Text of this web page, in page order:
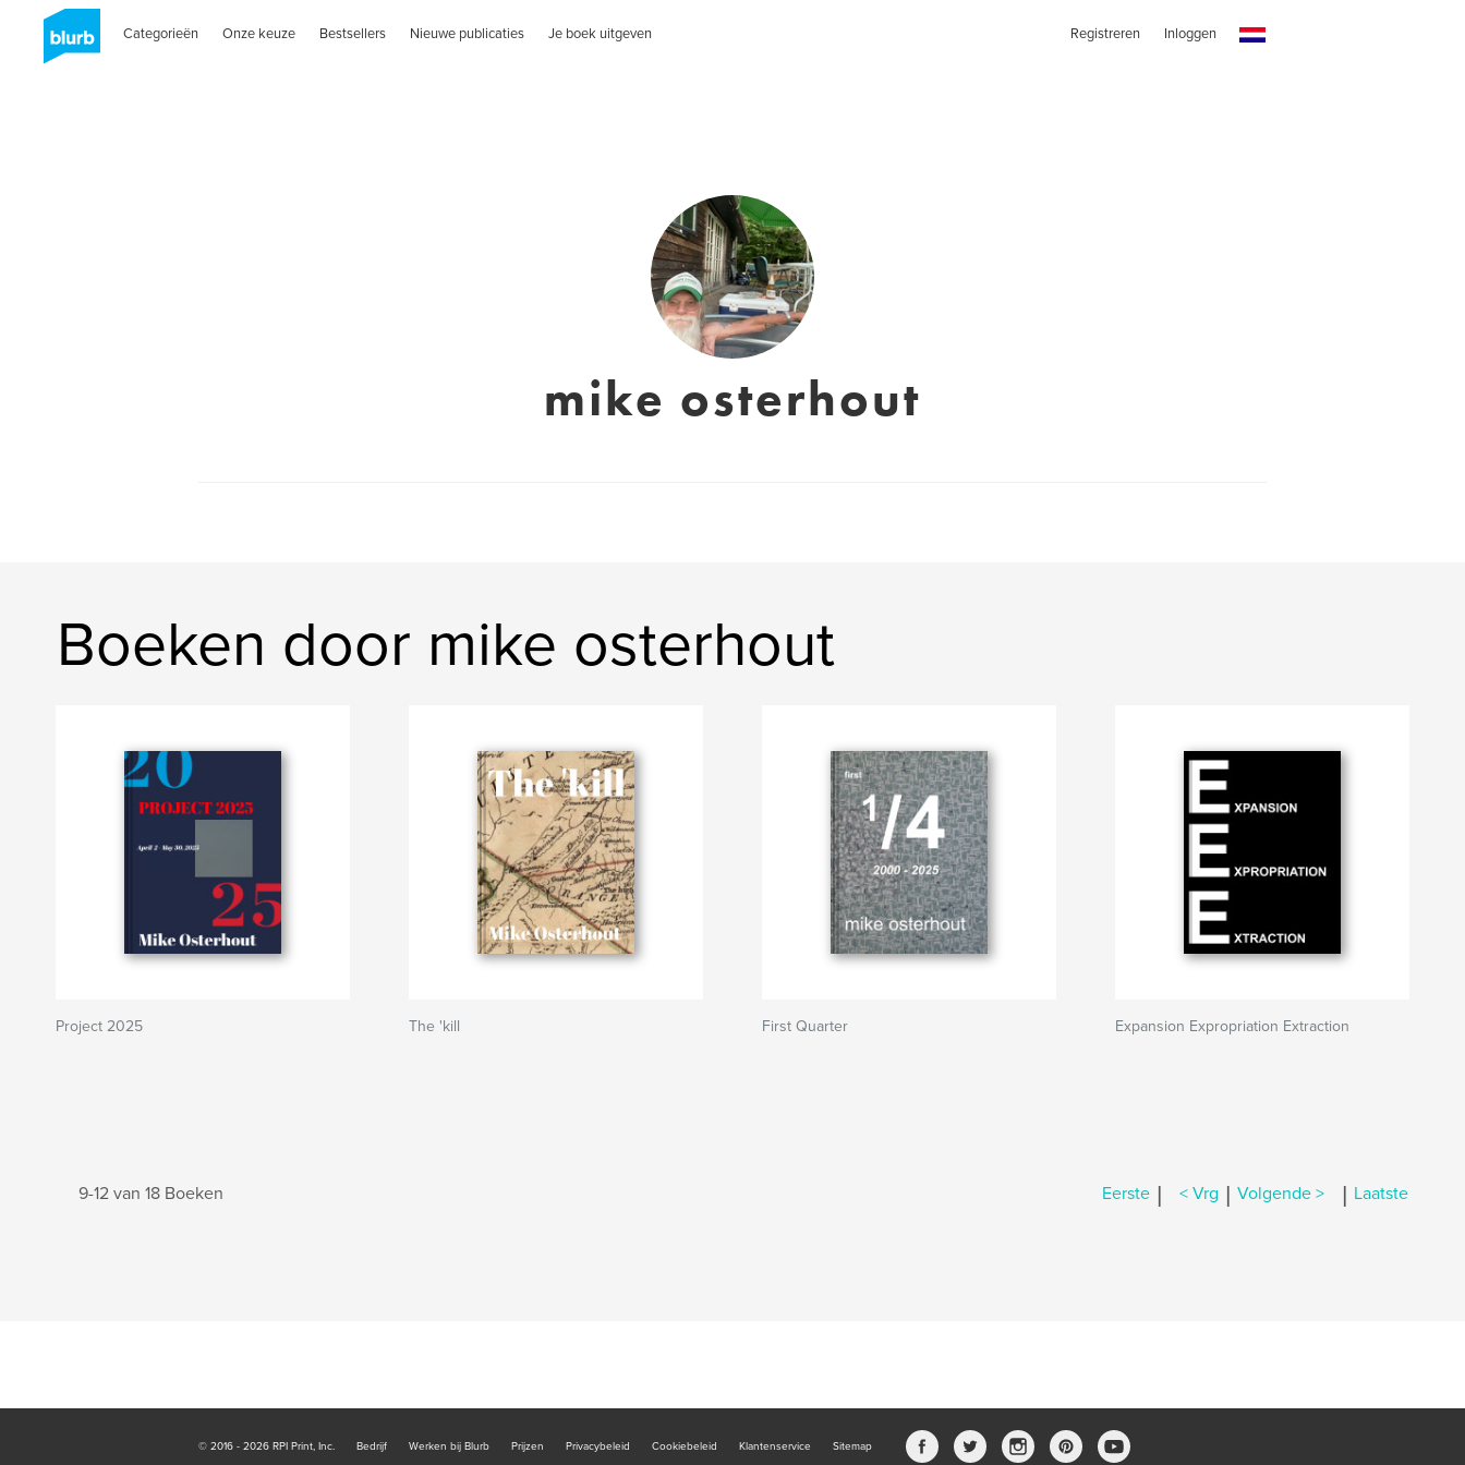
Categorieën Onze keuze Bestsellers Nieuwe publicaties Je boek uitgeven Registreren Inloggen
mike osterhout
Boeken door mike osterhout
Project 2025 The 'kill First Quarter Expansion Expropriation Extraction
9-12 van 18 Boeken Eerste | < Vrg | Volgende > | Laatste
© 2016 - 2026 RPI Print, Inc. Bedrijf Werken bij Blurb Prijzen Privacybeleid Cookiebeleid Klantenservice Sitemap